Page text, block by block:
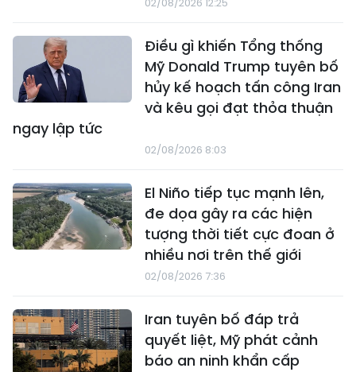
Điều gì khiến Tổng thống
Mỹ Donald Trump tuyên bố
hủy kế hoạch tấn công Iran
và kêu gọi đạt thỏa thuận
ngay lập tức
02/08/2026 8:03
El Niño tiếp tục mạnh lên,
đe dọa gây ra các hiện
tượng thời tiết cực đoan ở
nhiều nơi trên thế giới
02/08/2026 7:36
Iran tuyên bố đáp trả
quyết liệt, Mỹ phát cảnh
báo an ninh khẩn cấp